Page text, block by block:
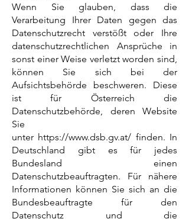
Wenn Sie glauben, dass die
Verarbeitung Ihrer Daten gegen das
Datenschutzrecht verstößt oder Ihre
datenschutzrechtlichen Ansprüche in
sonst einer Weise verletzt worden sind,
können Sie sich bei der
Aufsichtsbehörde beschweren. Diese
ist für Österreich die
Datenschutzbehörde, deren Website
Sie
unter https://www.dsb.gv.at/ finden. In
Deutschland gibt es für jedes
Bundesland einen
Datenschutzbeauftragten. Für nähere
Informationen können Sie sich an die
Bundesbeauftragte für den
Datenschutz und die